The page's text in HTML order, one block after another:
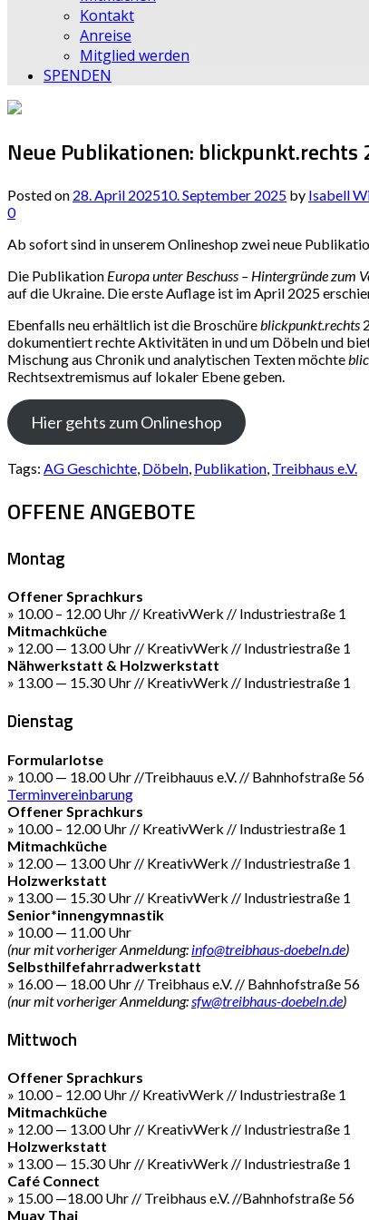
Kontakt
Anreise
Mitglied werden
SPENDEN
Neue Publikationen: blickpunkt.rechts
Posted on 28. April 202510. September 2025 by Isabell
0
Ab sofort sind in unserem Onlineshop zwei neue
Die Publikation Europa unter Beschuss – Hintergründe zum
auf die Ukraine. Die erste Auflage ist im April 2025
Ebenfalls neu erhältlich ist die Broschüreblickpunkt.rechts
dokumentiert rechte Aktivitäten in und um Döbeln und
Mischung aus Chronik und analytischen Texten möchte
Rechtsextremismus auf lokaler Ebene geben.
Hier gehts zum Onlineshop
Tags: AG Geschichte, Döbeln, Publikation, Treibhaus e.V.
OFFENE ANGEBOTE
Montag
Offener Sprachkurs
» 10.00 – 12.00 Uhr // KreativWerk // Industriestraße 1
Mitmachküche
» 12.00 — 13.00 Uhr // KreativWerk // Industriestraße 1
Nähwerkstatt & Holzwerkstatt
» 13.00 — 15.30 Uhr // KreativWerk // Industriestraße 1
Dienstag
Formularlotse
» 10.00 — 18.00 Uhr //Treibhauus e.V. // Bahnhofstraße 56
Terminvereinbarung
Offener Sprachkurs
» 10.00 – 12.00 Uhr // KreativWerk // Industriestraße 1
Mitmachküche
» 12.00 — 13.00 Uhr // KreativWerk // Industriestraße 1
Holzwerkstatt
» 13.00 — 15.30 Uhr // KreativWerk // Industriestraße 1
Senior*innengymnastik
» 10.00 — 11.00 Uhr
(nur mit vorheriger Anmeldung: info@treibhaus-doebeln.de)
Selbsthilfefahrradwerkstatt
» 16.00 — 18.00 Uhr // Treibhaus e.V. // Bahnhofstraße 56
(nur mit vorheriger Anmeldung: sfw@treibhaus-doebeln.de)
Mittwoch
Offener Sprachkurs
» 10.00 – 12.00 Uhr // KreativWerk // Industriestraße 1
Mitmachküche
» 12.00 — 13.00 Uhr // KreativWerk // Industriestraße 1
Holzwerkstatt
» 13.00 — 15.30 Uhr // KreativWerk // Industriestraße 1
Café Connect
» 15.00 —18.00 Uhr // Treibhaus e.V. //Bahnhofstraße 56
Muay Thai